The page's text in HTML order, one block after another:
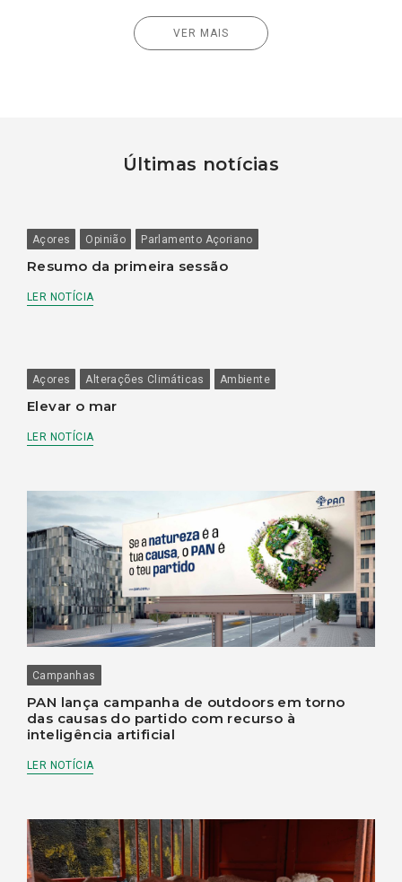
VER MAIS
Últimas notícias
Açores Opinião Parlamento Açoriano
Resumo da primeira sessão
LER NOTÍCIA
Açores Alterações Climáticas Ambiente
Elevar o mar
LER NOTÍCIA
Campanhas
PAN lança campanha de outdoors em torno
das causas do partido com recurso à
inteligência artificial
LER NOTÍCIA